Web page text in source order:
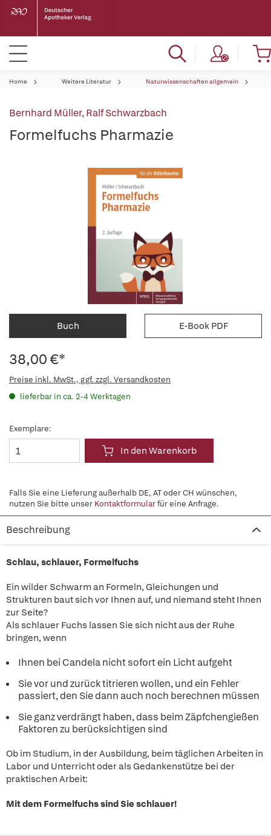
Home Weitere Literatur Naturwissenschaften allgemein
Bernhard Müller,Ralf Schwarzbach
Formelfuchs Pharmazie
Buch E-Book PDF
38,00 €*
Preise inkl. MwSt., ggf. zzgl. Versandkosten
lieferbar in ca. 2-4 Werktagen
Exemplare:
In den Warenkorb
Falls Sie eine Lieferung außerhalb DE, AT oder CH wünschen,
nutzen Sie bitte unser Kontaktformularfür eine Anfrage.
Beschreibung
Schlau, schlauer, Formelfuchs
Ein wilder Schwarm an Formeln, Gleichungen und
Strukturen baut sich vor Ihnen auf, und niemand steht Ihnen
zur Seite?
Als schlauer Fuchs lassen Sie sich nicht aus der Ruhe
bringen, wenn
Ihnen bei Candela nicht sofort ein Licht aufgeht
Sie vor und zurück titrieren wollen, und ein Fehler
passiert, den Sie dann auch noch berechnen müssen
Sie ganz verdrängt haben, dass beim Zäpfchengießen
Faktoren zu berücksichtigen sind
Ob im Studium, in der Ausbildung, beim täglichen Arbeiten in
Labor und Unterricht oder als Gedankenstütze bei der
praktischen Arbeit:
Mit dem Formelfuchs sind Sie schlauer!